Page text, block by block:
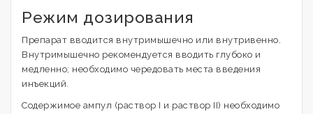
Режим дозирования
Препарат вводится внутримышечно или внутривенно.
Внутримышечно рекомендуется вводить глубоко и
медленно; необходимо чередовать места введения
инъекций.
Содержимое ампул (раствор I и раствор II) необходимо